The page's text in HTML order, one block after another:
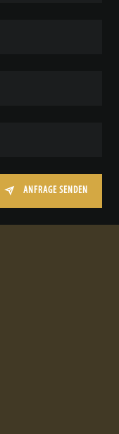
ANFRAGE SENDEN